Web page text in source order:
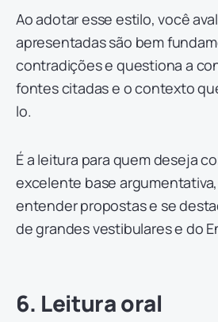
Ao adotar esse estilo, você
apresentadas são bem
contradições e questiona a
fontes citadas e o contexto
lo.
É a leitura para quem deseja
excelente base
entender propostas e se
de grandes vestibulares e do
6. Leitura oral